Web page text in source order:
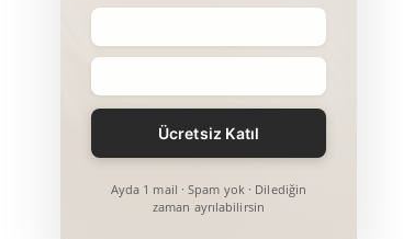
Ayda 1 mail · Spam yok · Dilediğin
zaman ayrılabilirsin